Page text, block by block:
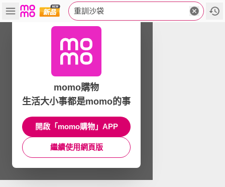
重訓沙袋
momo購物
生活大小事都是momo的事
開啟「momo購物」APP
繼續使用網頁版